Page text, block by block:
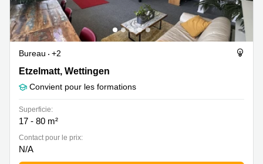
Bureau
+2
Etzelmatt 1, Wettingen
Etzelmatt, Wettingen
Convient pour les formations
Superficie:
17 - 80 m²
Contact pour le prix:
N/A